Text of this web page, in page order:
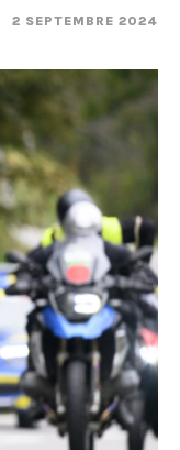
2 SEPTEMBRE 2024